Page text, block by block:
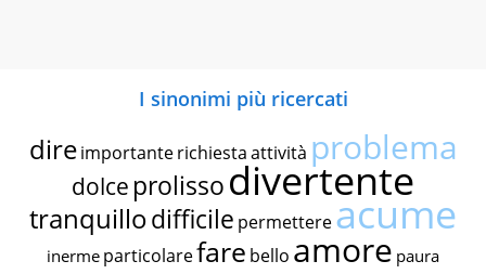
I sinonimi più ricercati
dire importante richiestaattività problema
dolce prolissodivertente
tranquillodifficile permettereacume
inerme particolarefare bello amore paura